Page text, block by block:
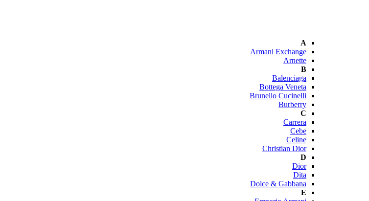
A
Armani Exchange
Arnette
B
Balenciaga
Bottega Veneta
Brunello Cucinelli
Burberry
C
Carrera
Cebe
Celine
Christian Dior
D
Dior
Dita
Dolce & Gabbana
E